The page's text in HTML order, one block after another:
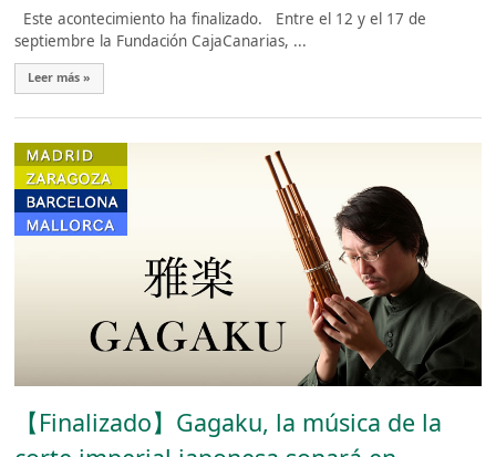
Este acontecimiento ha finalizado. Entre el 12 y el 17 de
septiembre la Fundación CajaCanarias, ...
Leer más »
【Finalizado】Gagaku, la música de la